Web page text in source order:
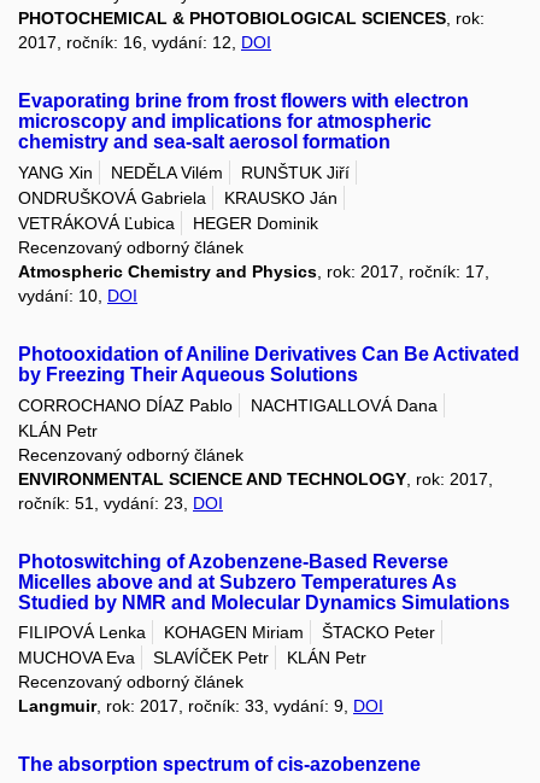
PHOTOCHEMICAL & PHOTOBIOLOGICAL SCIENCES, rok:
2017, ročník: 16, vydání: 12, DOI
Evaporating brine from frost flowers with electron
microscopy and implications for atmospheric
chemistry and sea-salt aerosol formation
YANG Xin NEDĚLA Vilém
RUNŠTUK Jiří
ONDRUŠKOVÁ Gabriela
KRAUSKO Ján
VETRÁKOVÁ Ľubica
HEGER Dominik
Recenzovaný odborný článek
Atmospheric Chemistry and Physics, rok: 2017, ročník: 17,
vydání: 10, DOI
Photooxidation of Aniline Derivatives Can Be Activated
by Freezing Their Aqueous Solutions
CORROCHANO DÍAZ Pablo
NACHTIGALLOVÁ Dana
KLÁN Petr
Recenzovaný odborný článek
ENVIRONMENTAL SCIENCE AND TECHNOLOGY , rok: 2017,
ročník: 51, vydání: 23, DOI
Photoswitching of Azobenzene-Based Reverse
Micelles above and at Subzero Temperatures As
Studied by NMR and Molecular Dynamics Simulations
FILIPOVÁ Lenka KOHAGEN Miriam
ŠTACKO Peter
MUCHOVA Eva
SLAVÍČEK Petr
KLÁN Petr
Recenzovaný odborný článek
Langmuir, rok: 2017, ročník: 33, vydání: 9, DOI
The absorption spectrum of cis-azobenzene